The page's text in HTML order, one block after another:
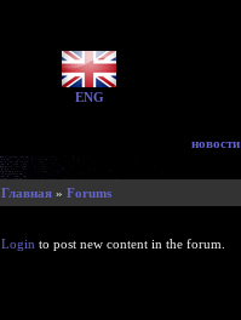
ENG
новости
Главная » Forums
Login to post new content in the forum.